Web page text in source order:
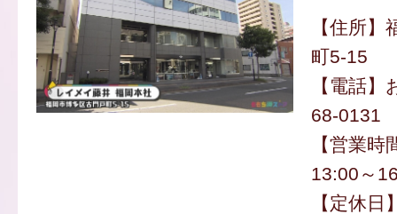
【住所
町5-15
【電話
68-0131
【営業
13:00～
【定休